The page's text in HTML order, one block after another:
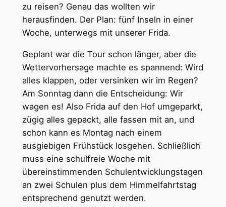
zu reisen? Genau das wollten wir
herausfinden. Der Plan: fünf Inseln in einer
Woche, unterwegs mit unserer Frida.
Geplant war die Tour schon länger, aber die
Wettervorhersage machte es spannend: Wird
alles klappen, oder versinken wir im Regen?
Am Sonntag dann die Entscheidung: Wir
wagen es! Also Frida auf den Hof umgeparkt,
zügig alles gepackt, alle fassen mit an, und
schon kann es Montag nach einem
ausgiebigen Frühstück losgehen. Schließlich
muss eine schulfreie Woche mit
übereinstimmenden Schulentwicklungstagen
an zwei Schulen plus dem Himmelfahrtstag
entsprechend genutzt werden.